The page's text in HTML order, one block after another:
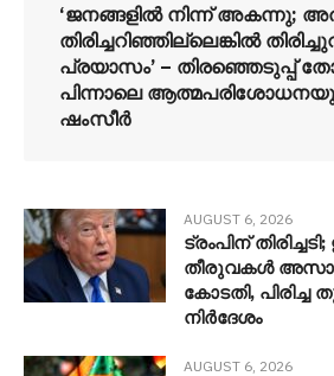
‘ജനങ്ങളിൽ നിന്ന് അകന്നു;
തിരിച്ചറിഞ്ഞില്ലെങ്കിൽ
പ്രയാസം’ – തിരഞ്ഞെടുപ്പ്
പിന്നാലെ
ഷംസീർ
AUGUST 6, 2026
ട്രംപിന്
തീരുവകൾ
കോടതി,
നിർദേശം
AUGUST 6, 2026